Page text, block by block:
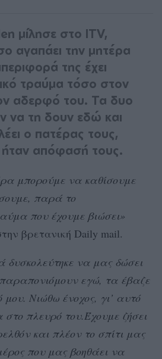
μίλησε στο ITV,
αγαπάει την μητέρα
της έχει
τραύμα τόσο στον
αδερφό του. Τα δυο
να τη δουν εδώ και
ο πατέρας τους,
απόφασή τους.
μπορούμε να καθίσουμε
παρά το
που έχουμε βιώσει»
βρετανική Daily mail.
δυσκολεύτηκε να μας δώσει
εγώ, τα έβαζε
Νιώθω ένοχος, γι’ αυτό
πλευρό του.Έχουμε ζήσει
και πλέον το σπίτι μας
που μας βοηθάει να